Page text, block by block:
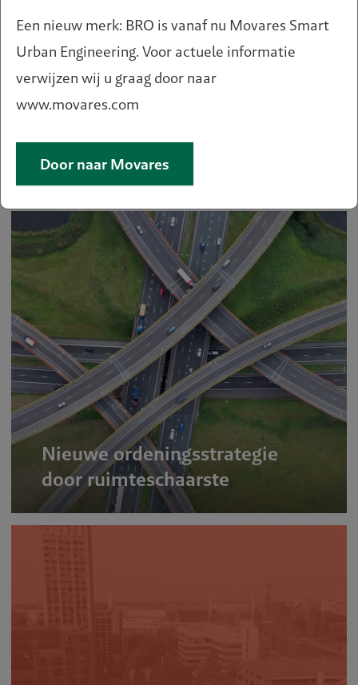
Voetgangers en fietsers
belangrijk voor bestedingen in
binnensteden
Nieuwe ordeningsstrategie
door ruimteschaarste
Een nieuw merk: BRO is vanaf nu Movares Smart
Urban Engineering. Voor actuele informatie
verwijzen wij u graag door naar
www.movares.com
Door naar Movares